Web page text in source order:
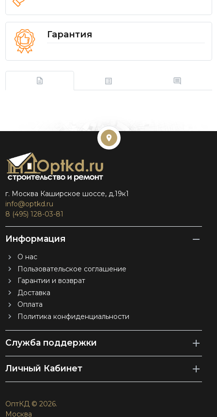
Гарантия
г. Москва Каширское шоссе, д.19к1
info@optkd.ru
8 (495) 128-03-81
Информация
О нас
Пользовательское соглашение
Гарантии и возврат
Доставка
Оплата
Политика конфиденциальности
Служба поддержки
Личный Кабинет
ОптКД © 2026.
Москва